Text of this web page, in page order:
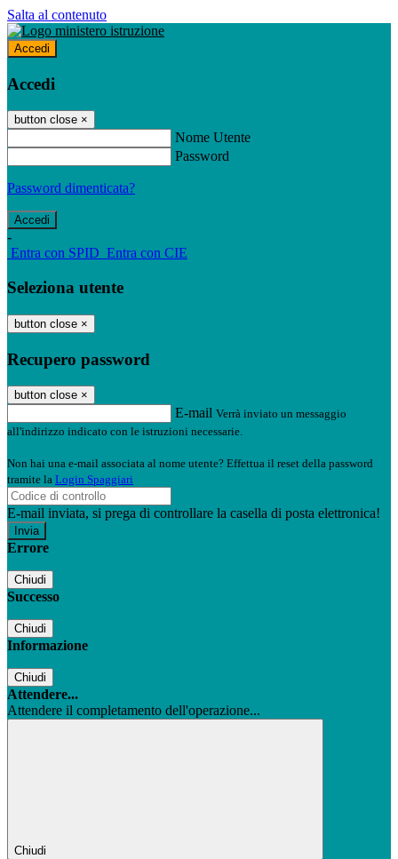
Salta al contenuto
Accedi
Accedi
button close ×
Nome Utente
Password
Password dimenticata?
-
Entra con SPID Entra con CIE
Seleziona utente
button close ×
Recupero password
button close ×
E-mail Verrà inviato un messaggio
all'indirizzo indicato con le istruzioni necessarie.
Non hai una e-mail associata al nome utente? Effettua il reset della password
tramite la Login Spaggiari
E-mail inviata, si prega di controllare la casella di posta elettronica!
Errore
Chiudi
Successo
Chiudi
Informazione
Chiudi
Attendere...
Attendere il completamento dell'operazione...
Chiudi